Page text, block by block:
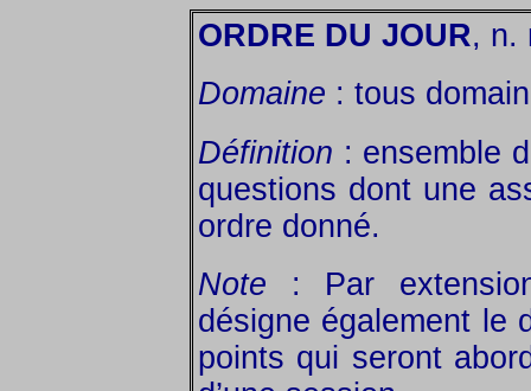
ORDRE DU JOUR, n.
Domaine : tous
Définition : ensemble
questions dont une
ordre donné.
Note : Par
désigne également le
points qui seront